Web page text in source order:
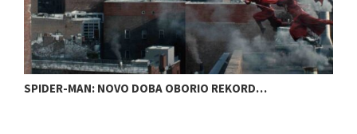
SPIDER-MAN: NOVO DOBA OBORIO REKORD…